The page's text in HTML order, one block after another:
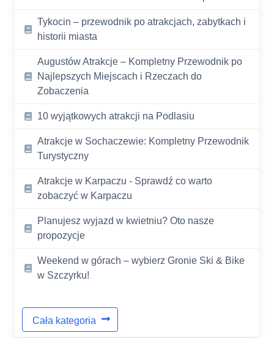
Tykocin – przewodnik po atrakcjach, zabytkach i
historii miasta
Augustów Atrakcje – Kompletny Przewodnik po
Najlepszych Miejscach i Rzeczach do
Zobaczenia
10 wyjątkowych atrakcji na Podlasiu
Atrakcje w Sochaczewie: Kompletny Przewodnik
Turystyczny
Atrakcje w Karpaczu - Sprawdź co warto
zobaczyć w Karpaczu
Planujesz wyjazd w kwietniu? Oto nasze
propozycje
Weekend w górach – wybierz Gronie Ski & Bike
w Szczyrku!
Cała kategoria